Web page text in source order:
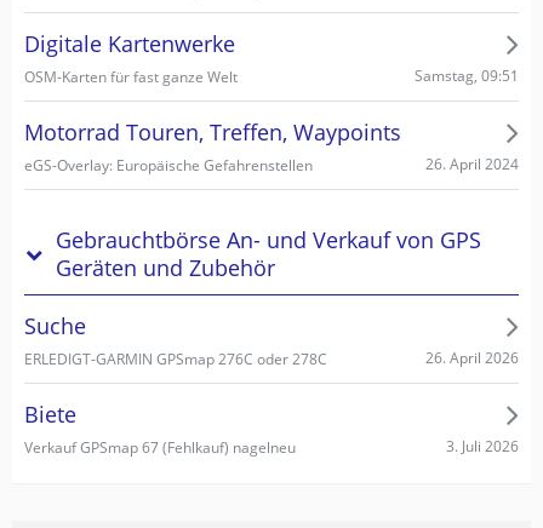
Digitale Kartenwerke
OSM-Karten für fast ganze Welt Samstag, 09:51
Motorrad Touren, Treffen, Waypoints
eGS-Overlay: Europäische Gefahrenstellen 26. April 2024
Gebrauchtbörse An- und Verkauf von GPS
Geräten und Zubehör
Suche
ERLEDIGT-GARMIN GPSmap 276C oder 278C 26. April 2026
Biete
Verkauf GPSmap 67 (Fehlkauf) nagelneu 3. Juli 2026